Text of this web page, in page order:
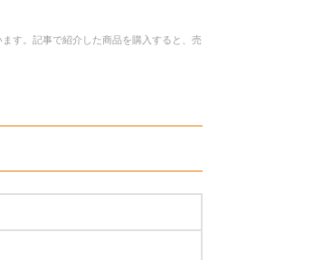
す。記事で紹介した商品を購入すると、売